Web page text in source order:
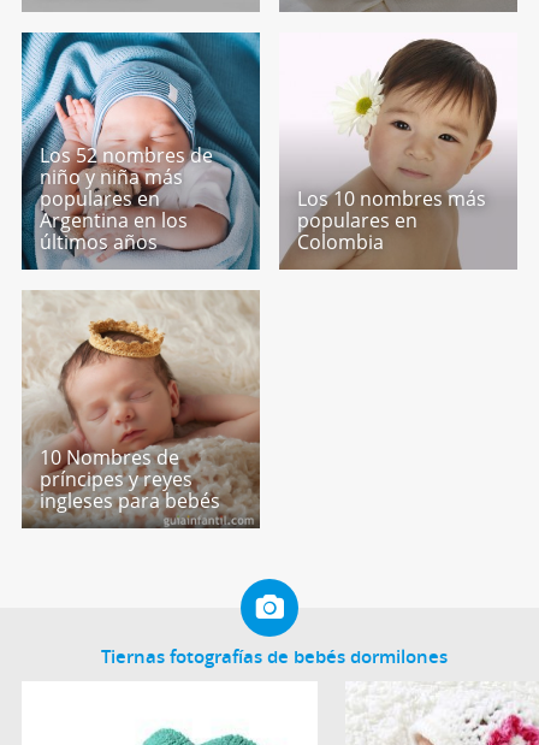
Los 52 nombres de
niño y niña más
populares en
Argentina en los
últimos años
Los 10 nombres más
populares en
Colombia
10 Nombres de
príncipes y reyes
ingleses para bebés
Tiernas fotografías de bebés dormilones